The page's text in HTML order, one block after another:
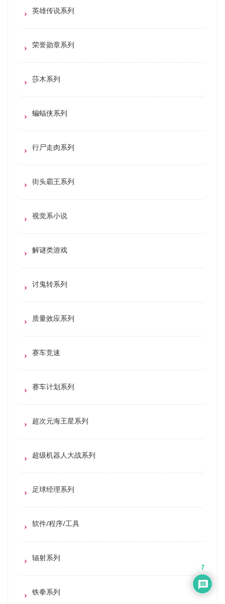
英雄传说系列
荣誉勋章系列
莎木系列
蝙蝠侠系列
行尸走肉系列
街头霸王系列
视觉系小说
解谜类游戏
讨鬼转系列
质量效应系列
赛车竞速
赛车计划系列
超次元海王星系列
超级机器人大战系列
足球经理系列
软件/程序/工具
辐射系列
铁拳系列
7